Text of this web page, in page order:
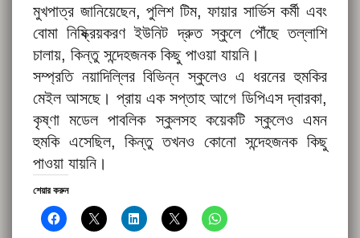
মুখপাত্র জানিয়েছেন, পুলিশ টিম, ফায়ার সার্ভিস কর্মী এবং
বোমা নিষ্ক্রিয়করণ ইউনিট দ্রুত স্কুলে পৌঁছে তল্লাশি
চালায়, কিন্তু সন্দেহজনক কিছু পাওয়া যায়নি।
সম্প্রতি নয়াদিল্লির বিভিন্ন স্কুলেও এ ধরনের হুমকির
মেইল আসছে। প্রায় এক সপ্তাহ আগে ডিপিএস দ্বারকা,
কৃষ্ণা মডেল পাবলিক স্কুলসহ কয়েকটি স্কুলেও এমন
হুমকি এসেছিল, কিন্তু তখনও কোনো সন্দেহজনক কিছু
পাওয়া যায়নি।
শেয়ার করুন